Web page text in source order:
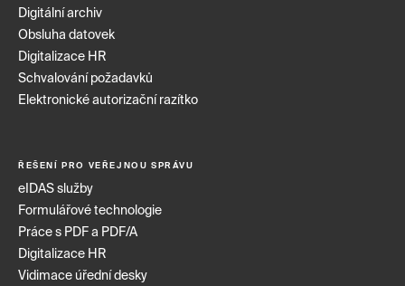
Digitální archiv
Obsluha datovek
Digitalizace HR
Schvalování požadavků
Elektronické autorizační razítko
ŘEŠENÍ PRO VEŘEJNOU SPRÁVU
eIDAS služby
Formulářové technologie
Práce s PDF a PDF/A
Digitalizace HR
Vidimace úřední desky